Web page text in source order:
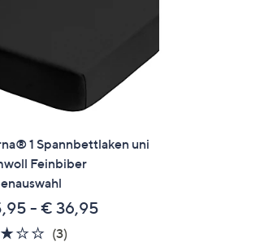
1 Spannbettlaken uni
Feinbiber
- € 36,95
3.0
(3)